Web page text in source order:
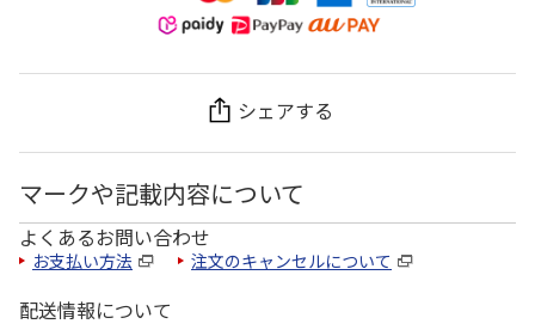
シェアする
マークや記載内容について
よくあるお問い合わせ
お支払い方法 注文のキャンセルについて
配送情報について